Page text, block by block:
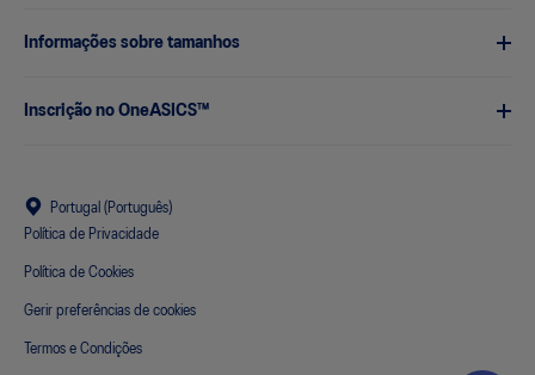
Informações sobre tamanhos
Inscrição no OneASICS™
Portugal (Português)
Política de Privacidade
Política de Cookies
Gerir preferências de cookies
Termos e Condições